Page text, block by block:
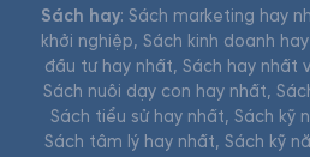
Sách hay: Sách marketing hay
khởi nghiệp, Sách kinh doanh
đầu tư hay nhất, Sách hay nhất
Sách nuôi dạy con hay nhất,
Sách tiểu sử hay nhất, Sách kỹ
Sách tâm lý hay nhất, Sách kỹ